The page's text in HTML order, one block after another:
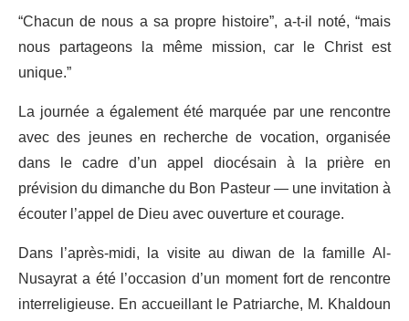
“Chacun de nous a sa propre histoire”, a-t-il noté, “mais
nous partageons la même mission, car le Christ est
unique.”
La journée a également été marquée par une rencontre
avec des jeunes en recherche de vocation, organisée
dans le cadre d’un appel diocésain à la prière en
prévision du dimanche du Bon Pasteur — une invitation à
écouter l’appel de Dieu avec ouverture et courage.
Dans l’après-midi, la visite au diwan de la famille Al-
Nusayrat a été l’occasion d’un moment fort de rencontre
interreligieuse. En accueillant le Patriarche, M. Khaldoun